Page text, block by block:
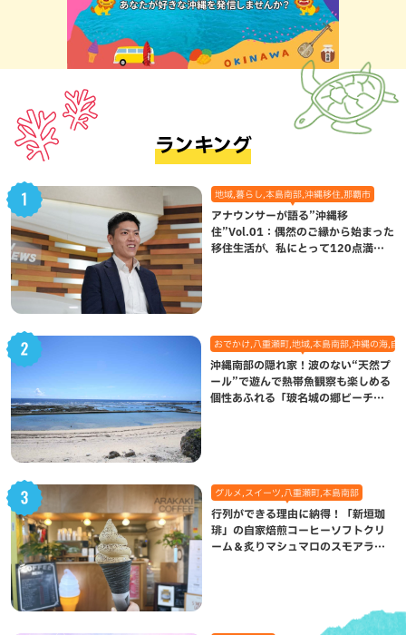
ランキング
地域,暮らし,本島南部,沖縄移住,那覇市
アナウンサーが語る”沖縄移
住”Vol.01：偶然のご縁から始まった
移住生活が、私にとって120点満点
おでかけ,八重瀬町,地域,本島南部,沖縄の海,自
沖縄南部の隠れ家！波のない“天然プ
ール”で遊んで熱帯魚観察も楽しめる
個性あふれる「玻名城の郷ビーチ」
グルメ,スイーツ,八重瀬町,本島南部
行列ができる理由に納得！「新垣珈
琲」の自家焙煎コーヒーソフトクリ
ーム＆炙りマシュマロのスモアラテ